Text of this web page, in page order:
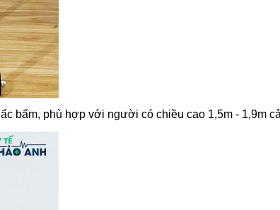
bấm, phù hợp với người có chiều cao 1,5m - 1,9m